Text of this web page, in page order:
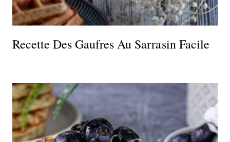
Recette Des Gaufres Au Sarrasin Facile